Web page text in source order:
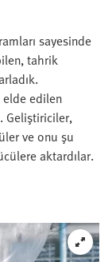
sayesinde
tahrik
elde edilen
Geliştiriciler,
ve onu şu
aktardılar.